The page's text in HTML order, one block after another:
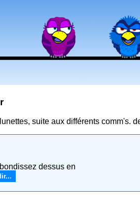
suite aux différents comm's.
dessus en